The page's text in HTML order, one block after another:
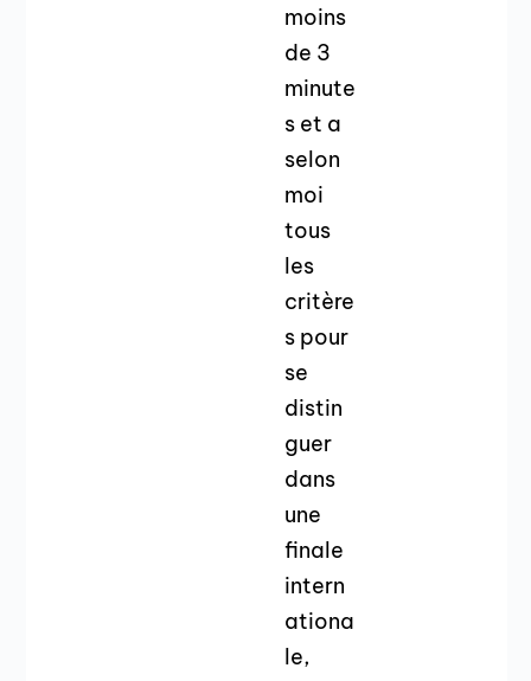
moins
de 3
minute
s et a
selon
moi
tous
les
critère
s pour
se
distin
guer
dans
une
finale
intern
ationa
le,